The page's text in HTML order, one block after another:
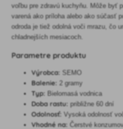
voľbu pre zdravú kuchyňu. Môže byť
varená ako príloha alebo ako súčasť
odroda je tiež odolná voči mrazu, čo
chladnejších mesiacoch.
Parametre produktu
Výrobca: SEMO
Balenie: 2 gramy
Typ: Bielomasá vodnica
Doba rastu: približne 60 dní
Odolnosť: Vysoká odolnosť
Vhodné na: Čerstvé